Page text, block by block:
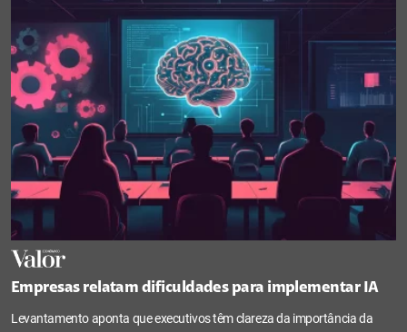
Empresas relatam dificuldades para implementar IA
Levantamento aponta que executivos têm clareza da importância da